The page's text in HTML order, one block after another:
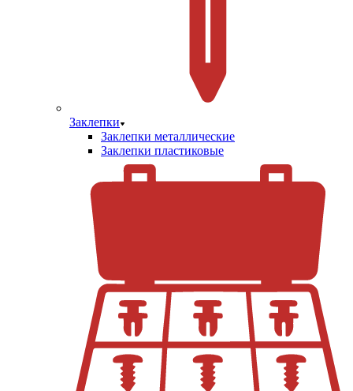
Заклепки
Заклепки металлические
Заклепки пластиковые